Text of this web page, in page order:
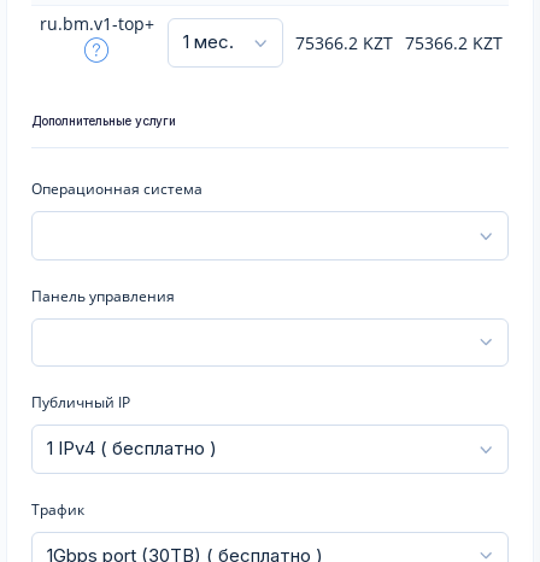
ru.bm.v1-top+
75366.2 KZT 75366.2 KZT
Дополнительные услуги
Операционная система
Панель управления
Публичный IP
Трафик